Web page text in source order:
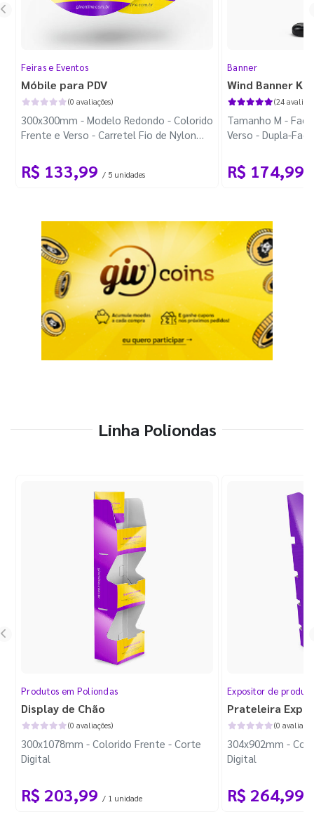
Feiras e Eventos
Móbile para PDV
(0 avaliações)
300x300mm - Modelo Redondo - Colorido
Frente e Verso - Carretel Fio de Nylon
R$ 133,99 / 5 unidades
Banner
Wind Banner
(24
Tamanho M -
Verso - Dupla-
R$ 174,99
Linha Poliondas
Produtos em Poliondas
Display de Chão
(0 avaliações)
300x1078mm - Colorido Frente - Corte
Digital
R$ 203,99 / 1 unidade
Expositor de
Prateleira
(0
304x902mm -
Digital
R$ 264,99